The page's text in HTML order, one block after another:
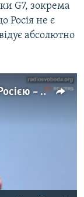
G7, зокрема
Росія не є
абсолютно
G7 засуджує захоплення Криму Росією – Меркель